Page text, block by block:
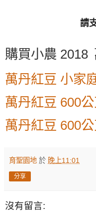
請
購買小農 2018
萬丹紅豆 小家
萬丹紅豆 600
萬丹紅豆 600
育聖園地 於 晚上11:01
分享
沒有留言: